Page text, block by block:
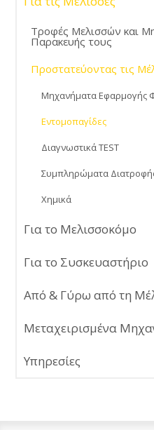
Τροφές Μελισσών και
Παρακευής τους
Προστατεύοντας τις
Μηχανήματα Εφαρμογής
Εντομοπαγίδες
Διαγνωστικά TEST
Συμπληρώματα
Χημικά
Για το Μελισσοκόμο
Για το Συσκευαστήριο
Από & Γύρω από τη
Μεταχειρισμένα
Υπηρεσίες